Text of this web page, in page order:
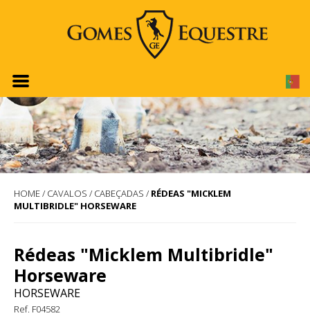
HOME/ CAVALOS / CABEÇADAS / RÉDEAS "MICKLEM
MULTIBRIDLE" HORSEWARE
Rédeas "Micklem Multibridle"
Horseware
HORSEWARE
Ref. F04582